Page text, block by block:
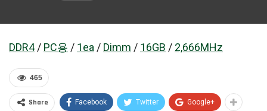
DDR4/ PC용 / 1ea / Dimm / 16GB / 2,666MHz
465
Share Facebook Twitter Google+